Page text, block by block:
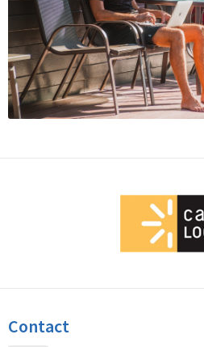
Contact